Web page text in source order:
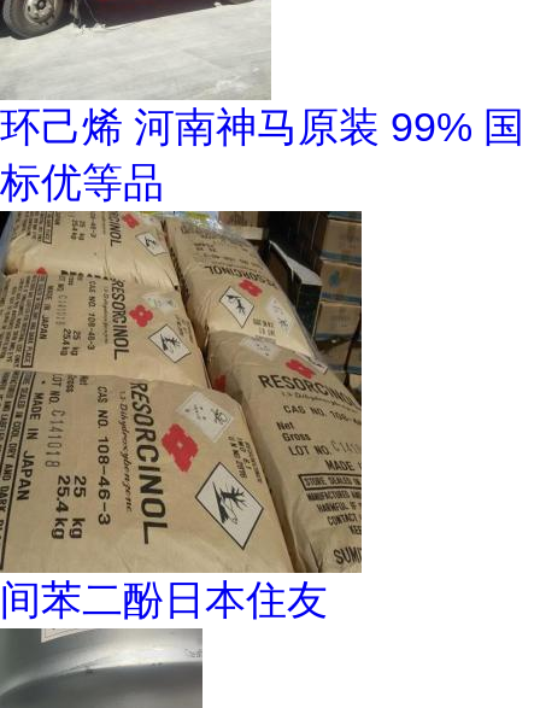
环己烯 河南神马原装 99% 国
标优等品
间苯二酚日本住友